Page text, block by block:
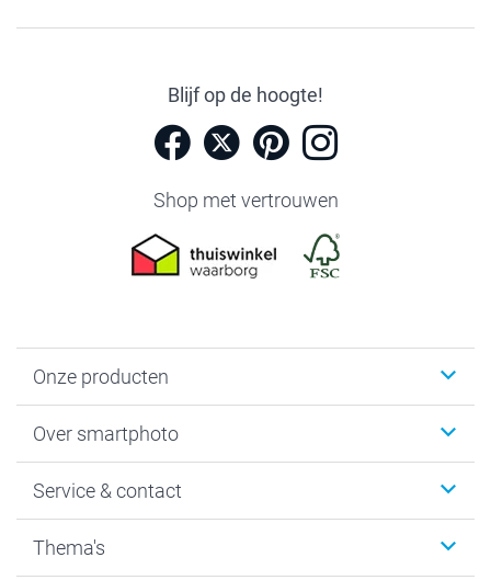
Blijf op de hoogte!
Shop met vertrouwen
Onze producten
Fotoboeken
Fotocadeaus
Kaarten
Over smartphoto
Vacatures
Bestelproces
Service & contact
Tevredenheidsgarantie
Thema's